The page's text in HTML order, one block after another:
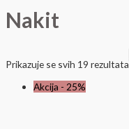
Nakit
Prikazuje se svih 19 rezultata
Akcija - 25%